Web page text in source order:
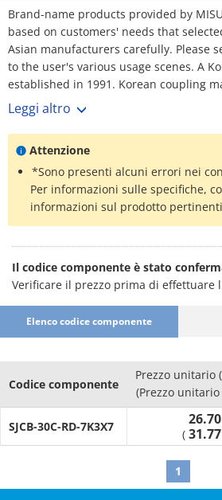
Brand-name products provided by
based on customers' needs that
Asian manufacturers carefully. Please
to the user's various usage scenes. A
established in 1991. Korean coupling
over 3,000 customers. No1 maker. Rich
lead-times.
Leggi altro
Attenzione
*Sono presenti alcuni errori nei
Per informazioni sulle specifiche,
informazioni sul prodotto
Il codice componente è stato
Verificare il prezzo prima di effettuare
Elenco codice componente
Codice componente
Prezzo unitario
(Prezzo
SJCB-30C-RD-7K3X7
(
1